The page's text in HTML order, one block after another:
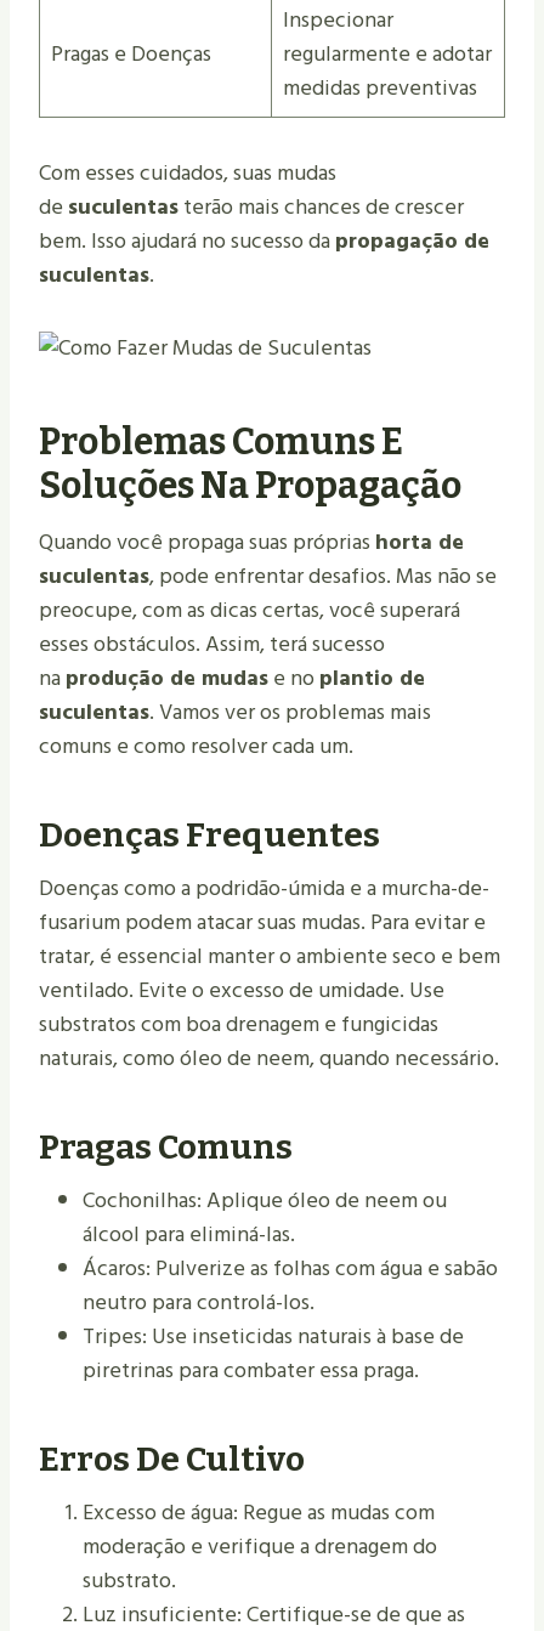
Pragas e Doenças
Inspecionar
regularmente e adotar
medidas preventivas
Com esses cuidados, suas mudas
de suculentasterão mais chances de crescer
bem. Isso ajudará no sucesso dapropagação de
suculentas.
Problemas Comuns E
Soluções Na Propagação
Quando você propaga suas próprias horta de
suculentas, pode enfrentar desafios. Mas não se
preocupe, com as dicas certas, você superará
esses obstáculos. Assim, terá sucesso
naprodução de mudase noplantio de
suculentas. Vamos ver os problemas mais
comuns e como resolver cada um.
Doenças Frequentes
Doenças como a podridão-úmida e a murcha-de-
fusarium podem atacar suas mudas. Para evitar e
tratar, é essencial manter o ambiente seco e bem
ventilado. Evite o excesso de umidade. Use
substratos com boa drenagem e fungicidas
naturais, como óleo de neem, quando necessário.
Pragas Comuns
Cochonilhas: Aplique óleo de neem ou
álcool para eliminá-las.
Ácaros: Pulverize as folhas com água e sabão
neutro para controlá-los.
Tripes: Use inseticidas naturais à base de
piretrinas para combater essa praga.
Erros De Cultivo
Excesso de água: Regue as mudas com
moderação e verifique a drenagem do
substrato.
Luz insuficiente: Certifique-se de que as